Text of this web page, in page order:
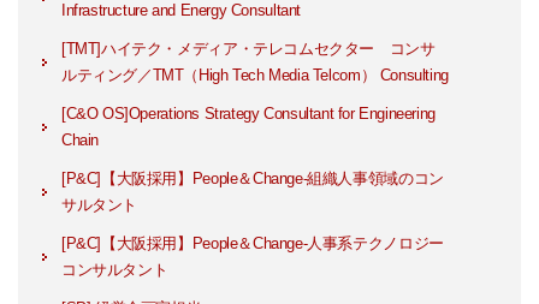
Infrastructure and Energy Consultant
[TMT]ハイテク・メディア・テレコムセクター コンサ
ルティング／TMT（High Tech Media Telcom） Consulting
[C&O OS]Operations Strategy Consultant for Engineering
Chain
[P&C]【大阪採用】People＆Change-組織人事領域のコン
サルタント
[P&C]【大阪採用】People＆Change-人事系テクノロジー
コンサルタント